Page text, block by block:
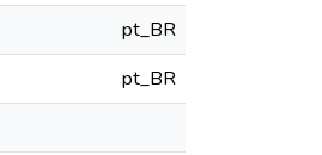
pt_BR
pt_BR